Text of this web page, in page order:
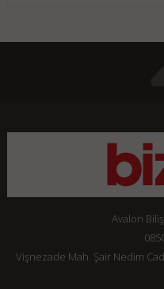
Avalon
Vişnezade Mah. Şair Nedim